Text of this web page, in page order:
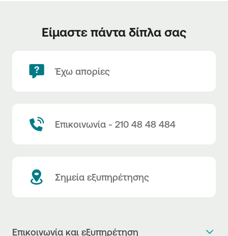
Είμαστε πάντα δίπλα σας
Έχω απορίες
Επικοινωνία - 210 48 48 484
Σημεία εξυπηρέτησης
Επικοινωνία και εξυπηρέτηση